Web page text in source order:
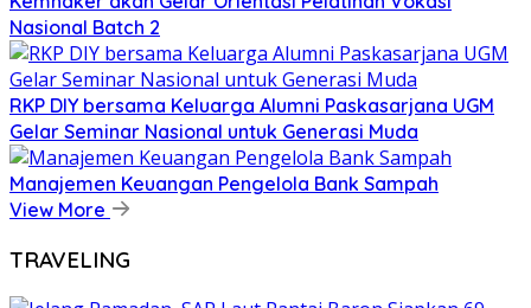
Nasional Batch 2
RKP DIY bersama Keluarga Alumni Paskasarjana UGM
Gelar Seminar Nasional untuk Generasi Muda
Manajemen Keuangan Pengelola Bank Sampah
View More
TRAVELING